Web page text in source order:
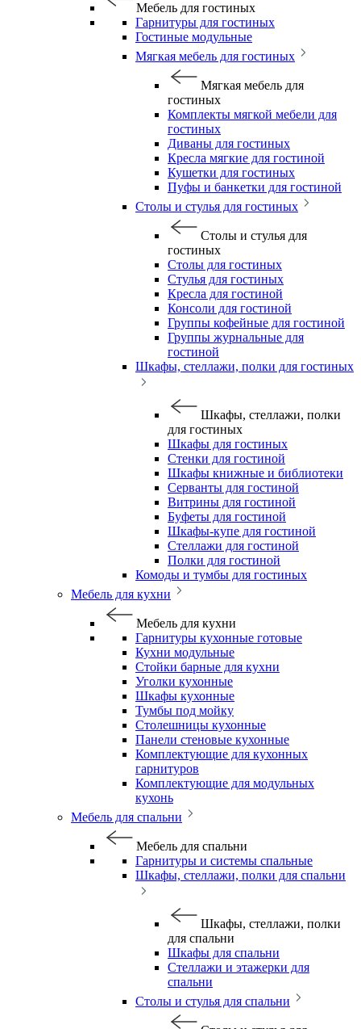
Мебель для гостиных
Гарнитуры для гостиных
Гостиные модульные
Мягкая мебель для гостиных
Мягкая мебель для
гостиных
Комплекты мягкой мебели для
гостиных
Диваны для гостиных
Кресла мягкие для гостиной
Кушетки для гостиных
Пуфы и банкетки для гостиной
Столы и стулья для гостиных
Столы и стулья для
гостиных
Столы для гостиных
Стулья для гостиных
Кресла для гостиной
Консоли для гостиной
Группы кофейные для гостиной
Группы журнальные для
гостиной
Шкафы, стеллажи, полки для гостиных
Шкафы, стеллажи, полки
для гостиных
Шкафы для гостиных
Стенки для гостиной
Шкафы книжные и библиотеки
Серванты для гостиной
Витрины для гостиной
Буфеты для гостиной
Шкафы-купе для гостиной
Стеллажи для гостиной
Полки для гостиной
Комоды и тумбы для гостиных
Мебель для кухни
Мебель для кухни
Гарнитуры кухонные готовые
Кухни модульные
Стойки барные для кухни
Уголки кухонные
Шкафы кухонные
Тумбы под мойку
Столешницы кухонные
Панели стеновые кухонные
Комплектующие для кухонных
гарнитуров
Комплектующие для модульных
кухонь
Мебель для спальни
Мебель для спальни
Гарнитуры и системы спальные
Шкафы, стеллажи, полки для спальни
Шкафы, стеллажи, полки
для спальни
Шкафы для спальни
Стеллажи и этажерки для
спальни
Столы и стулья для спальни